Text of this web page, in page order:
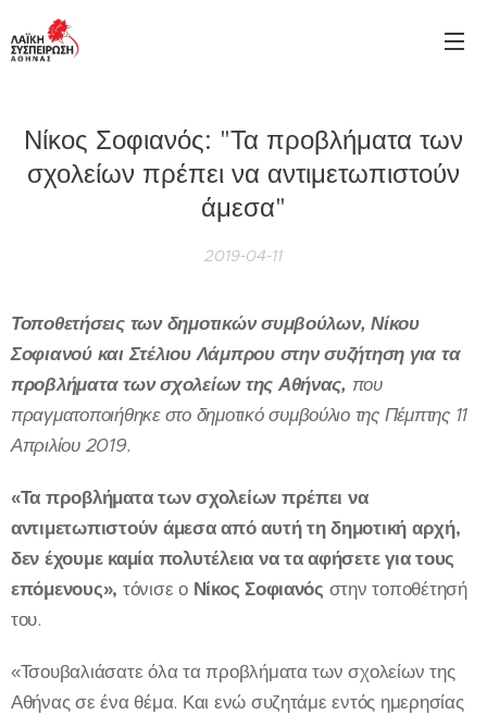
Νίκος Σοφιανός: "Τα προβλήματα των
σχολείων πρέπει να αντιμετωπιστούν
άμεσα"
2019-04-11
Τοποθετήσεις των δημοτικών συμβούλων, Νίκου
Σοφιανού και Στέλιου Λάμπρου στην συζήτηση για τα
προβλήματα των σχολείων της Αθήνας, που
πραγματοποιήθηκεστο δημοτικό συμβούλιο της Πέμπτης 11
Απριλίου 2019.
«Τα προβλήματα των σχολείων πρέπει να
αντιμετωπιστούν άμεσα από αυτή τη δημοτική αρχή,
δεν έχουμε καμία πολυτέλεια να τα αφήσετε για τους
επόμενους», τόνισε ο Νίκος Σοφιανός στην τοποθέτησή
του.
«Τσουβαλιάσατε όλα τα προβλήματα των σχολείων της
Αθήνας σε ένα θέμα. Και ενώ συζητάμε εντός ημερησίας